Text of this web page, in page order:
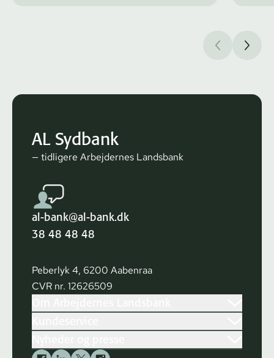
AL Sydbank
— tidligere Arbejdernes Landsbank
al-bank@al-bank.dk
38 48 48 48
Peberlyk 4, 6200 Aabenraa
CVR nr. 12626509